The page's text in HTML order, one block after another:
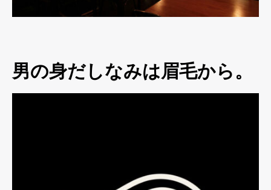
男の身だしなみは眉毛から。